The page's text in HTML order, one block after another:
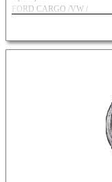
FORD CARGO /VW /